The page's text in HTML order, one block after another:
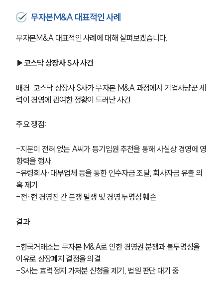
무자본M&A 대표적인 사례
무자본M&A 대표적인 사례에 대해 살펴보겠습니다.
▶코스닥 상장사 S사 사건
배경: 코스닥 상장사 S사가 무자본 M&A 과정에서 기업사냥꾼 세
력이 경영에 관여한 정황이 드러난 사건
주요 쟁점:
-지분이 전혀 없는 A씨가 등기임원 추천을 통해 사실상 경영에 영
향력을 행사
-유령회사·대부업체 등을 통한 인수자금 조달, 회사자금 유출 의
혹 제기
-전·현 경영진 간 분쟁 발생 및 경영 투명성 훼손
결과:
-한국거래소는 무자본 M&A로 인한 경영권 분쟁과 불투명성을
이유로 상장폐지 결정을 의결
-S사는 효력정지 가처분 신청을 제기, 법원 판단 대기 중